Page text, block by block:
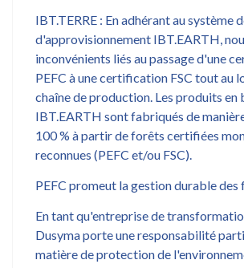
IBT.TERRE : En adhérant au système
d'approvisionnement IBT.EARTH,
inconvénients liés au passage d'une
PEFC à une certification FSC tout au
chaîne de production. Les produits en
IBT.EARTH sont fabriqués de
100 % à partir de forêts certifiées
reconnues (PEFC et/ou FSC).
PEFC promeut la gestion durable des
En tant qu'entreprise de
Dusyma porte une responsabilité
matière de protection de